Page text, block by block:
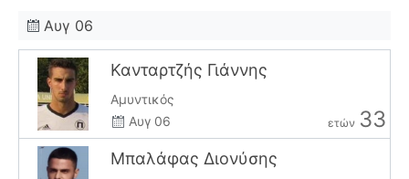
Αυγ 06
Κανταρτζής Γιάννης
Αμυντικός
Αυγ 06
ετών 33
Μπαλάφας Διονύσης